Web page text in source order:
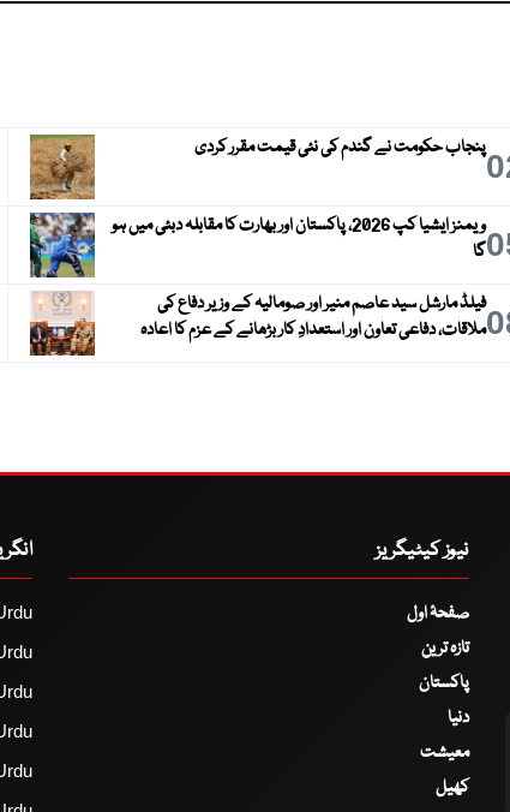
پنجاب حکومت نے گندم کی نئی قیمت مقرر کردی
ویمنز ایشیا کپ 2026، پاکستان اور بھارت کا مقابلہ دبئی میں ہو
گا
فیلڈ مارشل سید عاصم منیر اور صومالیہ کے وزیر دفاع کی
ملاقات، دفاعی تعاون اور استعدادِ کار بڑھانے کے عزم کا اعادہ
نیوز کیٹیگریز
صفحۂ اول
تازہ ترین
پاکستان
دنیا
معیشت
کھیل